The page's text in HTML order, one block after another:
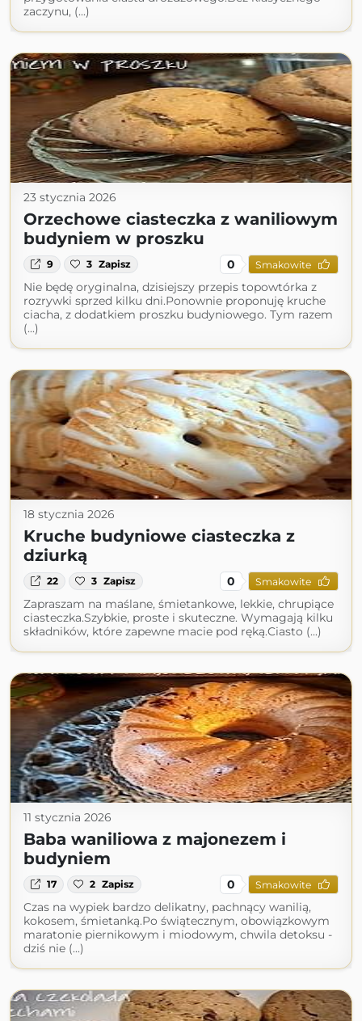
zaczynu, (...)
23 stycznia 2026
Orzechowe ciasteczka z waniliowym
budyniem w proszku
9 3 Zapisz 0 Smakowite
Nie będę oryginalna, dzisiejszy przepis topowtórka z
rozrywki sprzed kilku dni.Ponownie proponuję kruche
ciacha, z dodatkiem proszku budyniowego. Tym razem
(...)
18 stycznia 2026
Kruche budyniowe ciasteczka z
dziurką
22 3 Zapisz 0 Smakowite
Zapraszam na maślane, śmietankowe, lekkie, chrupiące
ciasteczka.Szybkie, proste i skuteczne. Wymagają kilku
składników, które zapewne macie pod ręką.Ciasto (...)
11 stycznia 2026
Baba waniliowa z majonezem i
budyniem
17 2 Zapisz 0 Smakowite
Czas na wypiek bardzo delikatny, pachnący wanilią,
kokosem, śmietanką.Po świątecznym, obowiązkowym
maratonie piernikowym i miodowym, chwila detoksu -
dziś nie (...)